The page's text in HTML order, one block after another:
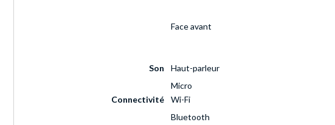
Face avant
Son
Haut-parleur
Micro
Connectivité
Wi-Fi
Bluetooth